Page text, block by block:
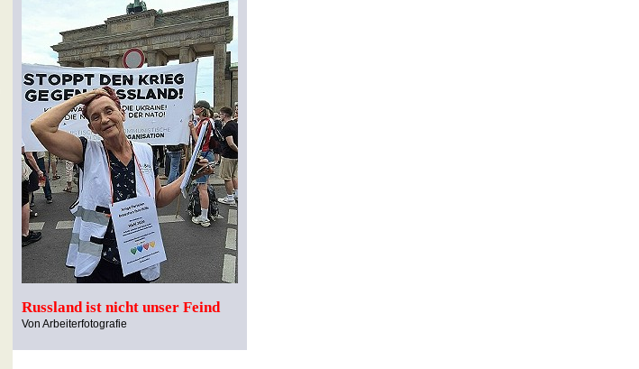
Russland ist nicht unser Feind
Von Arbeiterfotografie